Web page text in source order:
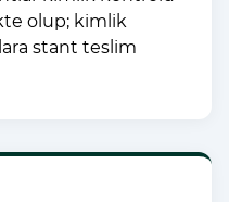
olup; kimlik
stant teslim